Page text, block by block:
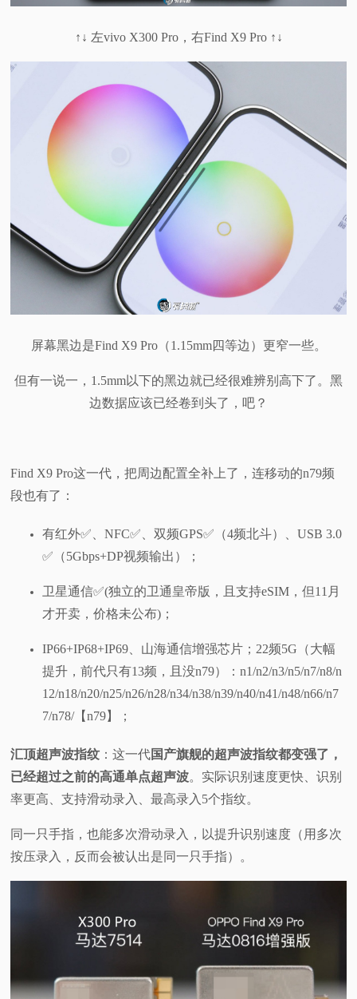
↑↓ 左vivo X300 Pro，右Find X9 Pro ↑↓
屏幕黑边是Find X9 Pro（1.15mm四等边）更窄一些。
但有一说一，1.5mm以下的黑边就已经很难辨别高下了。黑
边数据应该已经卷到头了，吧？
Find X9 Pro这一代，把周边配置全补上了，连移动的n79频
段也有了：
有红外✅️、NFC✅️、双频GPS✅️（4频北斗）、USB 3.0
✅️（5Gbps+DP视频输出）；
卫星通信✅️(独立的卫通皇帝版，且支持eSIM，但11月
才开卖，价格未公布)；
IP66+IP68+IP69、山海通信增强芯片；22频5G（大幅
提升，前代只有13频，且没n79）：n1/n2/n3/n5/n7/n8/n
12/n18/n20/n25/n26/n28/n34/n38/n39/n40/n41/n48/n66/n7
7/n78/【n79】；
汇顶超声波指纹 ：这一代国产旗舰的超声波指纹都变强了，
已经超过之前的高通单点超声波。实际识别速度更快、识别
率更高、支持滑动录入、最高录入5个指纹。
同一只手指，也能多次滑动录入，以提升识别速度（用多次
按压录入，反而会被认出是同一只手指）。